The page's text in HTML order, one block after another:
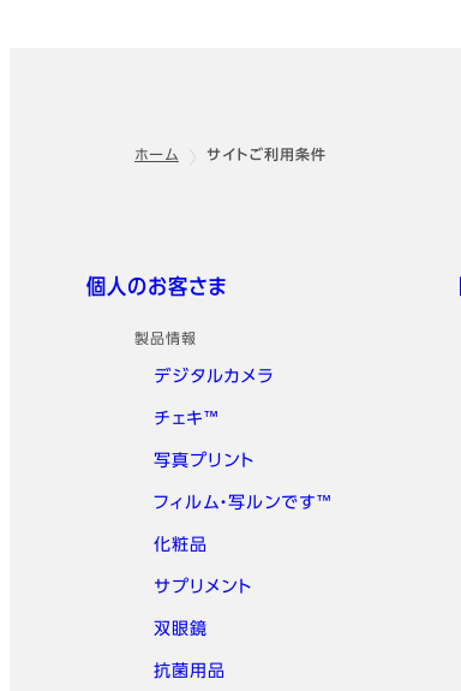
ホーム サイトご利用条件
クイックリンク
個人のお客さま
製品情報
デジタルカメラ
チェキ™
写真プリント
フィルム・写ルンです™
化粧品
サプリメント
双眼鏡
抗菌用品